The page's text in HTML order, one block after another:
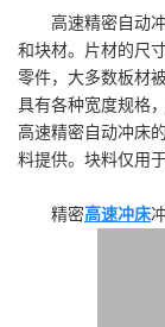
高速精密自动
和块材。片材的尺
零件，大多数板材
具有各种宽度规格
高速精密自动冲床
料提供。块料仅用
精密高速冲床